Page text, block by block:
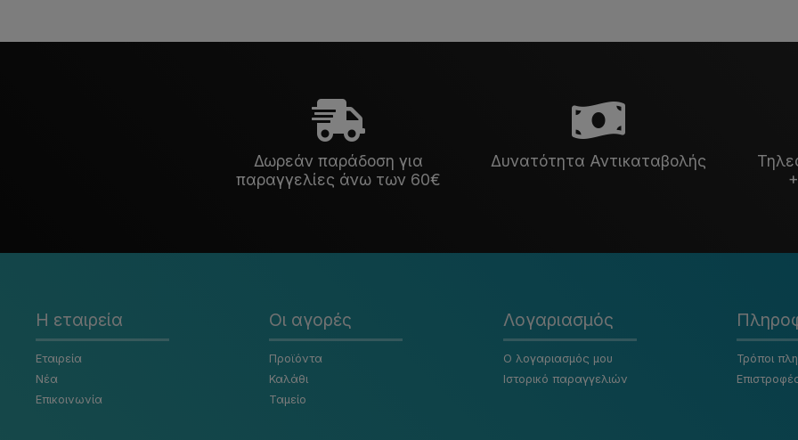
Δωρεάν παράδοση για
παραγγελίες άνω των 60€
Δυνατότητα Αντικαταβολής
Η εταιρεία
Εταιρεία
Νέα
Επικοινωνία
Οι αγορές
Προϊόντα
Καλάθι
Ταμείο
Λογαριασμός
Ο λογαριασμός μου
Ιστορικό παραγγελιών
Τρόποι